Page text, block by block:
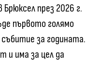
през 2026 г.
първото голямо
за годината.
и има за цел да